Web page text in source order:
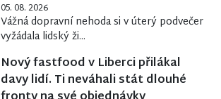
05. 08. 2026
Vážná dopravní nehoda si v úterý podvečer
vyžádala lidský ži...
Nový fastfood v Liberci přilákal
davy lidí. Ti neváhali stát dlouhé